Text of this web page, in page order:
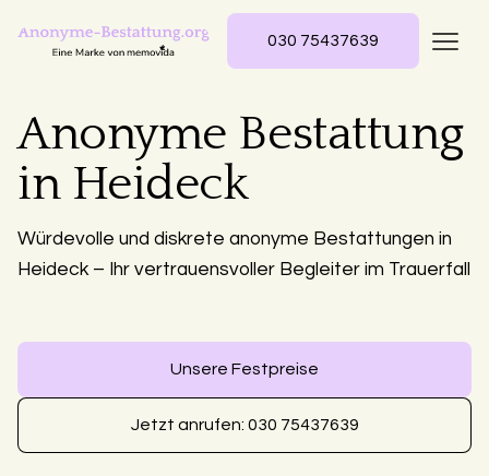
030 75437639
Anonyme Bestattung
in Heideck
Würdevolle und diskrete anonyme Bestattungen in
Heideck – Ihr vertrauensvoller Begleiter im Trauerfall
Unsere Festpreise
Jetzt anrufen: 030 75437639